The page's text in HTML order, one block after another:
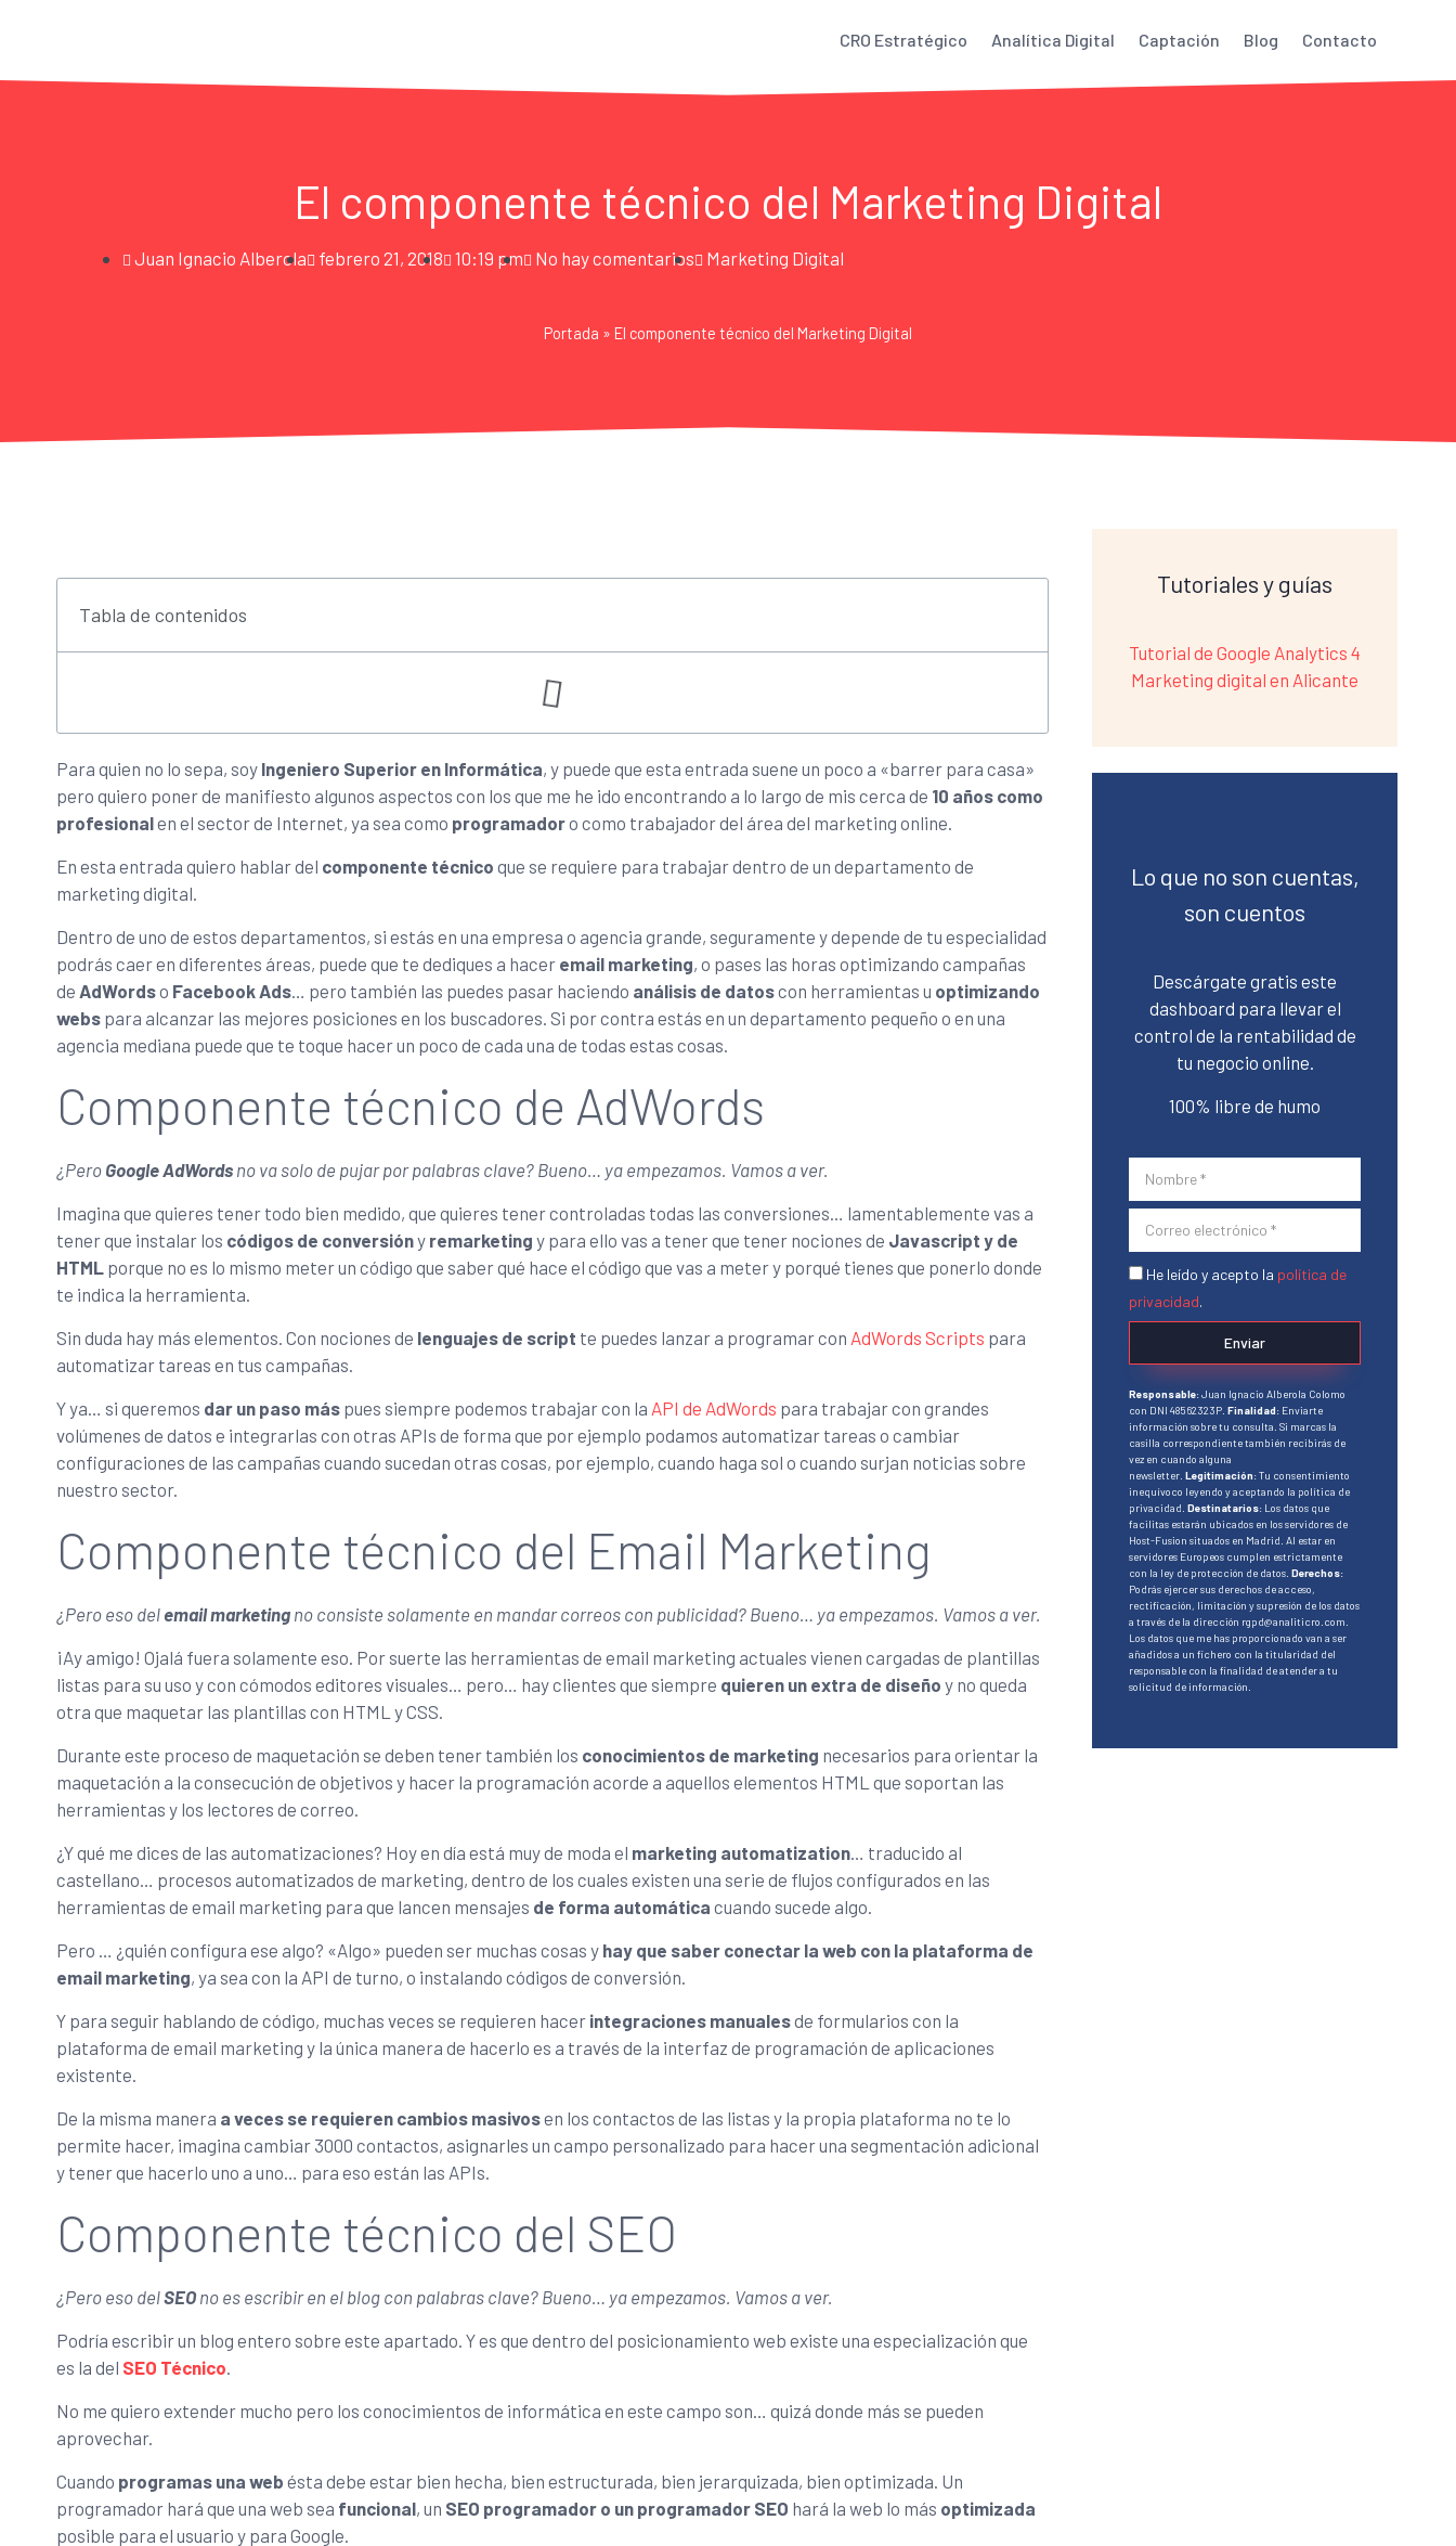
CRO Estratégico Analítica Digital Captación Blog Contacto
El componente técnico del Marketing Digital
Juan Ignacio Alberola febrero 21, 2018 10:19 pm No hay comentarios Marketing Digital
Portada » El componente técnico del Marketing Digital
Tabla de contenidos
Para quien no lo sepa, soy Ingeniero Superior en Informática, y puede que esta entrada suene un poco a «barrer para casa»
pero quiero poner de manifiesto algunos aspectos con los que me he ido encontrando a lo largo de mis cerca de 10 años como
profesionalen el sector de Internet, ya sea como programadoro como trabajador del área del marketing online.
En esta entrada quiero hablar del componente técnico que se requiere para trabajar dentro de un departamento de
marketing digital.
Dentro de uno de estos departamentos, si estás en una empresa o agencia grande, seguramente y depende de tu especialidad
podrás caer en diferentes áreas, puede que te dediques a hacer email marketing, o pases las horas optimizando campañas
de AdWordso Facebook Ads … pero también las puedes pasar haciendo análisis de datoscon herramientas u optimizando
webs para alcanzar las mejores posiciones en los buscadores. Si por contra estás en un departamento pequeño o en una
agencia mediana puede que te toque hacer un poco de cada una de todas estas cosas.
Componente técnico de AdWords
¿Pero Google AdWords no va solo de pujar por palabras clave? Bueno… ya empezamos. Vamos a ver.
Imagina que quieres tener todo bien medido, que quieres tener controladas todas las conversiones… lamentablemente vas a
tener que instalar los códigos de conversióny remarketing y para ello vas a tener que tener nociones de Javascript y de
HTML porque no es lo mismo meter un código que saber qué hace el código que vas a meter y porqué tienes que ponerlo donde
te indica la herramienta.
Sin duda hay más elementos. Con nociones de lenguajes de script te puedes lanzar a programar con AdWords Scripts para
automatizar tareas en tus campañas.
Y ya… si queremos dar un paso más pues siempre podemos trabajar con la API de AdWords para trabajar con grandes
volúmenes de datos e integrarlas con otras APIs de forma que por ejemplo podamos automatizar tareas o cambiar
configuraciones de las campañas cuando sucedan otras cosas, por ejemplo, cuando haga sol o cuando surjan noticias sobre
nuestro sector.
Componente técnico del Email Marketing
¿Pero eso del email marketing no consiste solamente en mandar correos con publicidad? Bueno… ya empezamos. Vamos a ver.
¡Ay amigo! Ojalá fuera solamente eso. Por suerte las herramientas de email marketing actuales vienen cargadas de plantillas
listas para su uso y con cómodos editores visuales… pero… hay clientes que siempre quieren un extra de diseño y no queda
otra que maquetar las plantillas con HTML y CSS.
Durante este proceso de maquetación se deben tener también los conocimientos de marketing necesarios para orientar la
maquetación a la consecución de objetivos y hacer la programación acorde a aquellos elementos HTML que soportan las
herramientas y los lectores de correo.
¿Y qué me dices de las automatizaciones? Hoy en día está muy de moda el marketing automatization … traducido al
castellano… procesos automatizados de marketing, dentro de los cuales existen una serie de flujos configurados en las
herramientas de email marketing para que lancen mensajes de forma automática cuando sucede algo.
Pero … ¿quién configura ese algo? «Algo» pueden ser muchas cosas y hay que saber conectar la web con la plataforma de
email marketing, ya sea con la API de turno, o instalando códigos de conversión.
Y para seguir hablando de código, muchas veces se requieren hacer integraciones manualesde formularios con la
plataforma de email marketing y la única manera de hacerlo es a través de la interfaz de programación de aplicaciones
existente.
De la misma manera a veces se requieren cambios masivosen los contactos de las listas y la propia plataforma no te lo
permite hacer, imagina cambiar 3000 contactos, asignarles un campo personalizado para hacer una segmentación adicional
y tener que hacerlo uno a uno… para eso están las APIs.
Componente técnico del SEO
¿Pero eso delSEO no es escribir en el blog con palabras clave? Bueno… ya empezamos. Vamos a ver.
Podría escribir un blog entero sobre este apartado. Y es que dentro del posicionamiento web existe una especialización que
es la del SEO Técnico
No me quiero extender mucho pero los conocimientos de informática en este campo son… quizá donde más se pueden
aprovechar.
Cuando programas una web ésta debe estar bien hecha, bien estructurada, bien jerarquizada, bien optimizada. Un
programador hará que una web sea funcional, un SEO programador o un programador SEO hará la web lo más optimizada
posible para el usuario y para Google.
Tutoriales y guías
Tutorial de Google Analytics 4
Marketing digital en Alicante
Lo que no son cuentas,
son cuentos
Descárgate gratis este
dashboard para llevar el
control de la rentabilidad de
tu negocio online.
100% libre de humo
He leído y acepto la política de
privacidad.
Enviar
Responsable: Juan Ignacio Alberola Colomo
con DNI 48562323P. Finalidad: Enviarte
información sobre tu consulta. Si marcas la
casilla correspondiente también recibirás de
vez en cuando alguna
newsletter. Legitimación: Tu consentimiento
inequívoco leyendo y aceptando la política de
privacidad. Destinatarios: Los datos que
facilitas estarán ubicados en los servidores de
Host-Fusion situados en Madrid. Al estar en
servidores Europeos cumplen estrictamente
con la ley de protección de datos. Derechos:
Podrás ejercer sus derechos de acceso,
rectificación, limitación y supresión de los datos
a través de la dirección rgpd@analiticro.com.
Los datos que me has proporcionado van a ser
añadidos a un fichero con la titularidad del
responsable con la finalidad de atender a tu
solicitud de información.